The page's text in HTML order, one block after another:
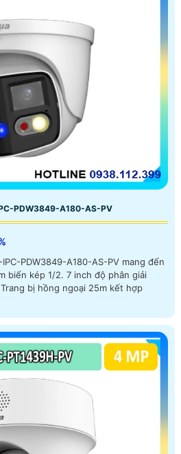
PDW3849-A180-AS-PV
PDW3849-A180-AS-PV mang đến
biến kép 1/2. 7 inch độ phân giải